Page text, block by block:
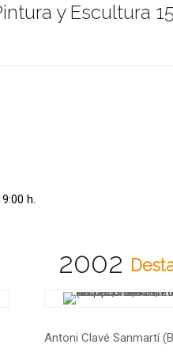
y Escultura
h.
2002
Antoni Clavé Sanmartí